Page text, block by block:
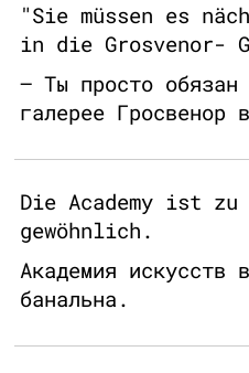
"Sie müssen es
in die Grosvenor-
– Ты просто обязан
галерее Гросвенор
Die Academy ist zu
gewöhnlich.
Академия искусств
банальна.